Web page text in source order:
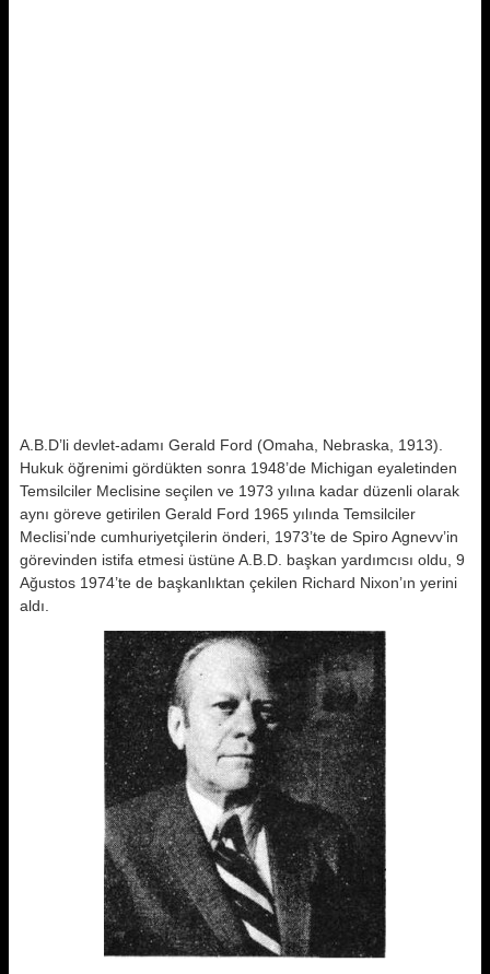
A.B.D’li devlet-adamı Gerald Ford (Omaha, Nebraska, 1913).
Hukuk öğrenimi gördükten sonra 1948’de Michigan eyaletinden
Temsilciler Meclisine seçilen ve 1973 yılına kadar düzenli olarak
aynı göreve getirilen Gerald Ford 1965 yılında Temsilciler
Meclisi’nde cumhuriyetçilerin önderi, 1973’te de Spiro Agnevv’in
görevinden istifa etmesi üstüne A.B.D. başkan yardımcısı oldu, 9
Ağustos 1974’te de başkanlıktan çekilen Richard Nixon’ın yerini
aldı.